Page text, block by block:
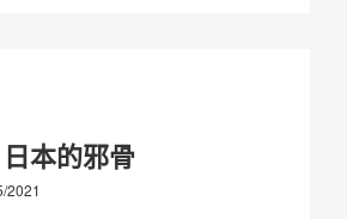
日本的邪骨
2021